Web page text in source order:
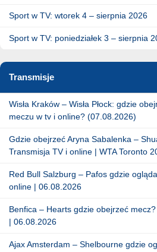
Sport w TV: wtorek 4 – sierpnia 2026
Sport w TV: poniedziałek 3 – sierpnia
Transmisje
Wisła Kraków – Wisła Płock: gdzie
meczu w tv i online? (07.08.2026)
Gdzie obejrzeć Aryna Sabalenka –
Transmisja TV i online | WTA Toronto
Red Bull Salzburg – Pafos gdzie
online | 06.08.2026
Benfica – Hearts gdzie obejrzeć
| 06.08.2026
Ajax Amsterdam – Shelbourne gdzie